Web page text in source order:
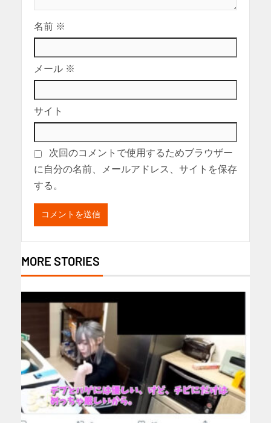
名前 ※
メール ※
サイト
次回のコメントで使用するためブラウザー
に自分の名前、メールアドレス、サイトを保存
する。
MORE STORIES